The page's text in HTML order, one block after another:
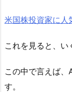
米国株投資家に人
これを見ると、い
この中で言えば、
す。